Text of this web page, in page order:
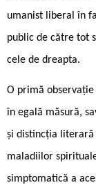
umanist liberal în
public de către tot
cele de dreapta.
O primă
în egală măsură,
și distincția literară
maladiilor
simptomatică a